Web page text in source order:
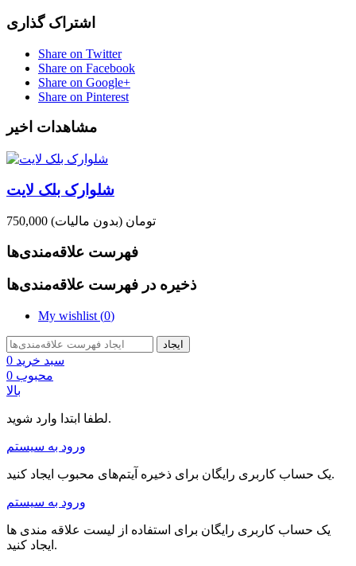
اشتراک گذاری
Share on Twitter
Share on Facebook
Share on Google+
Share on Pinterest
مشاهدات اخیر
شلوارک بلک لایت
750,000 تومان (بدون مالیات)
فهرست علاقه‌مندی‌ها
ذخیره در فهرست علاقه‌مندی‌ها
My wishlist (0)
ایجاد
سبد خرید 0
محبوب 0
بالا
لطفا ابتدا وارد شوید.
ورود به سیستم
یک حساب کاربری رایگان برای ذخیره آیتم‌های محبوب ایجاد کنید.
ورود به سیستم
یک حساب کاربری رایگان برای استفاده از لیست علاقه مندی ها
ایجاد کنید.